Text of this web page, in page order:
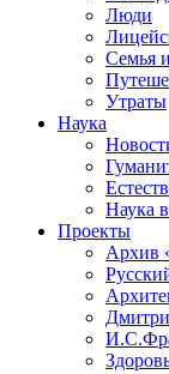
Люди
Семья
Утраты
Наука
Наука
Проекты
Архив